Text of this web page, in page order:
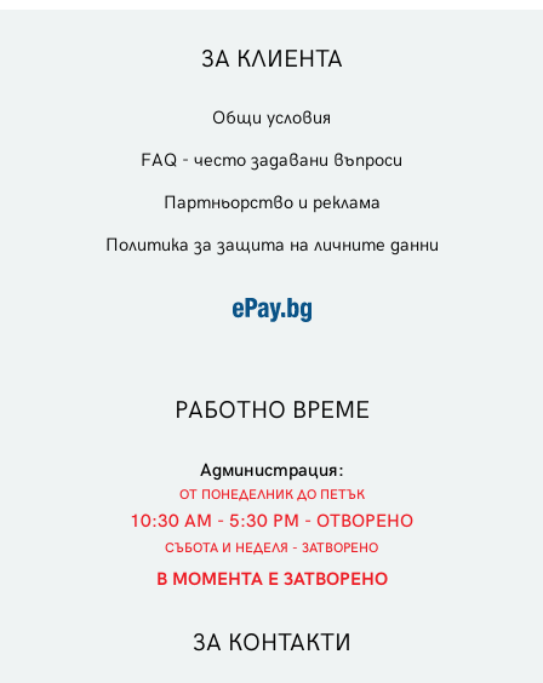
ЗА КЛИЕНТА
Общи условия
FAQ - често задавани въпроси
Партньорство и реклама
Политика за защита на личните данни
РАБОТНО ВРЕМЕ
Администрация:
ОТ ПОНЕДЕЛНИК ДО ПЕТЪК
10:30 AM - 5:30 PM - ОТВОРЕНО
СЪБОТА И НЕДЕЛЯ - ЗАТВОРЕНО
В МОМЕНТА Е ЗАТВОРЕНО
ЗА КОНТАКТИ